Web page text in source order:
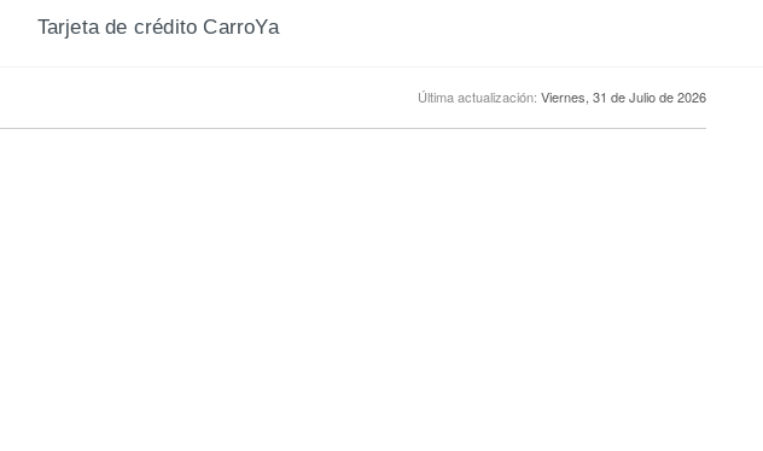
Tarjeta de crédito CarroYa
Última actualización: Viernes, 31 de Julio de 2026